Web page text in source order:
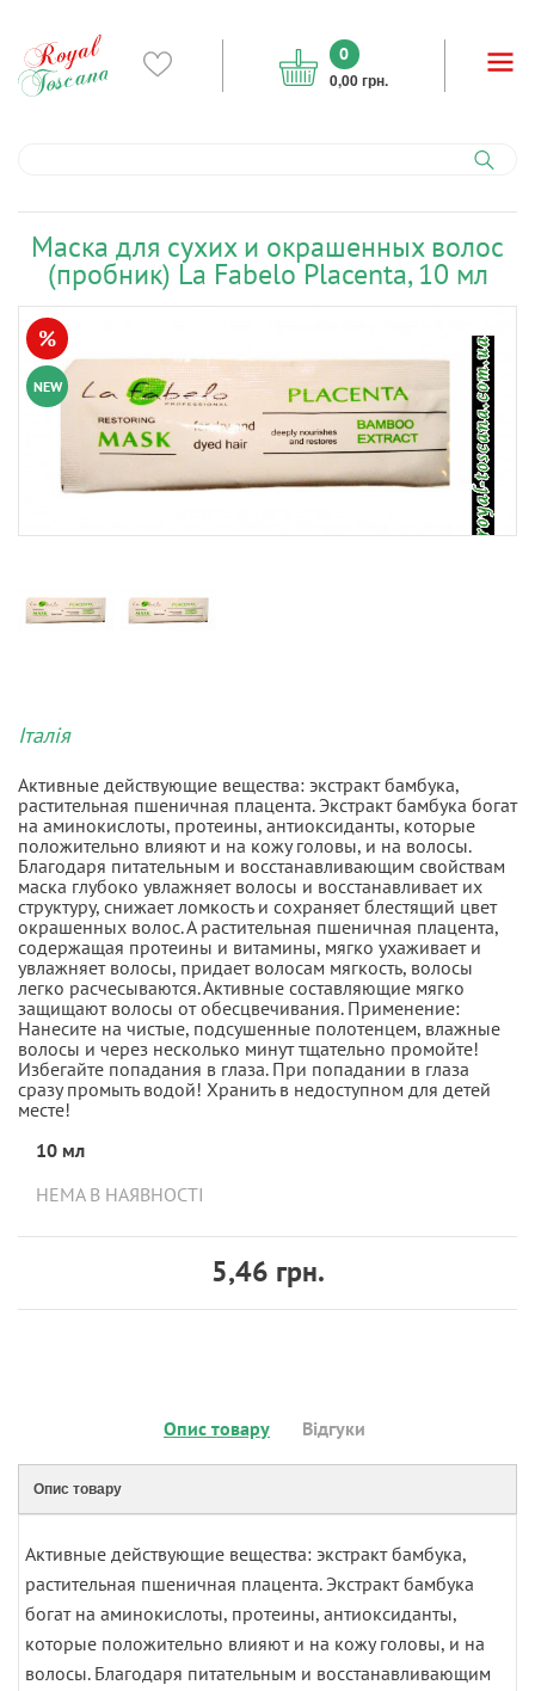
0
0,00 грн.
Маска для сухих и окрашенных волос
(пробник) La Fabelo Placenta, 10 мл
NEW
%
Італія
Активные действующие вещества: экстракт бамбука,
растительная пшеничная плацента. Экстракт бамбука богат
на аминокислоты, протеины, антиоксиданты, которые
положительно влияют и на кожу головы, и на волосы.
Благодаря питательным и восстанавливающим свойствам
маска глубоко увлажняет волосы и восстанавливает их
структуру, снижает ломкость и сохраняет блестящий цвет
окрашенных волос. А растительная пшеничная плацента,
содержащая протеины и витамины, мягко ухаживает и
увлажняет волосы, придает волосам мягкость, волосы
легко расчесываются. Активные составляющие мягко
защищают волосы от обесцвечивания. Применение:
Нанесите на чистые, подсушенные полотенцем, влажные
волосы и через несколько минут тщательно промойте!
Избегайте попадания в глаза. При попадании в глаза
сразу промыть водой! Хранить в недоступном для детей
месте!
10 мл
НЕМА В НАЯВНОСТІ
5,46 грн.
Опис товару Відгуки
Опис товару
Активные действующие вещества: экстракт бамбука,
растительная пшеничная плацента. Экстракт бамбука
богат на аминокислоты, протеины, антиоксиданты,
которые положительно влияют и на кожу головы, и на
волосы. Благодаря питательным и восстанавливающим